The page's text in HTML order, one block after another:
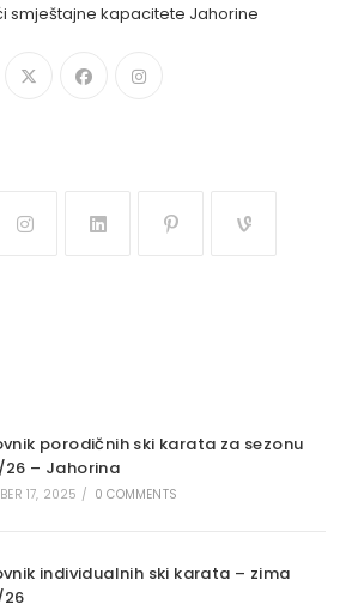
smještajne kapacitete Jahorine
porodičnih ski karata za sezonu
– Jahorina
17, 2025 / 0 COMMENTS
individualnih ski karata – zima